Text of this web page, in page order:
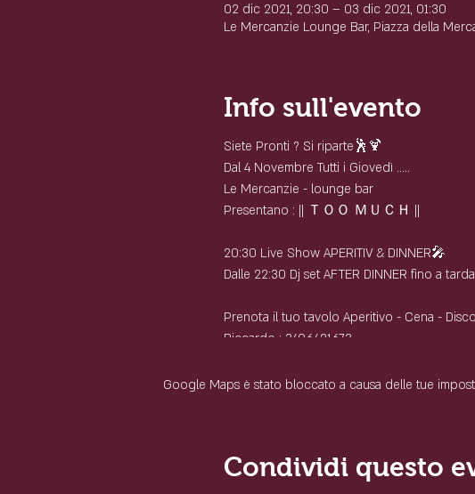
02 dic 2021, 20:30 – 03 dic 2021, 01:30
Le Mercanzie Lounge Bar, Piazza della
Info sull'evento
Siete Pronti ? Si riparte🕺🍹
Dal 4 Novembre Tutti i Giovedì .....
Le Mercanzie - lounge bar
Presentano : || ＴＯＯ ＭＵＣＨ ||
20:30 Live Show APERITIV & DINNER🎤
Dalle 22:30 Dj set AFTER DINNER fino a
Prenota il tuo tavolo Aperitivo - Cena - Disco
Riccardo : 3496421673
Mattia: 3880642291
Google Maps è stato bloccato a causa delle tue
Condividi questo